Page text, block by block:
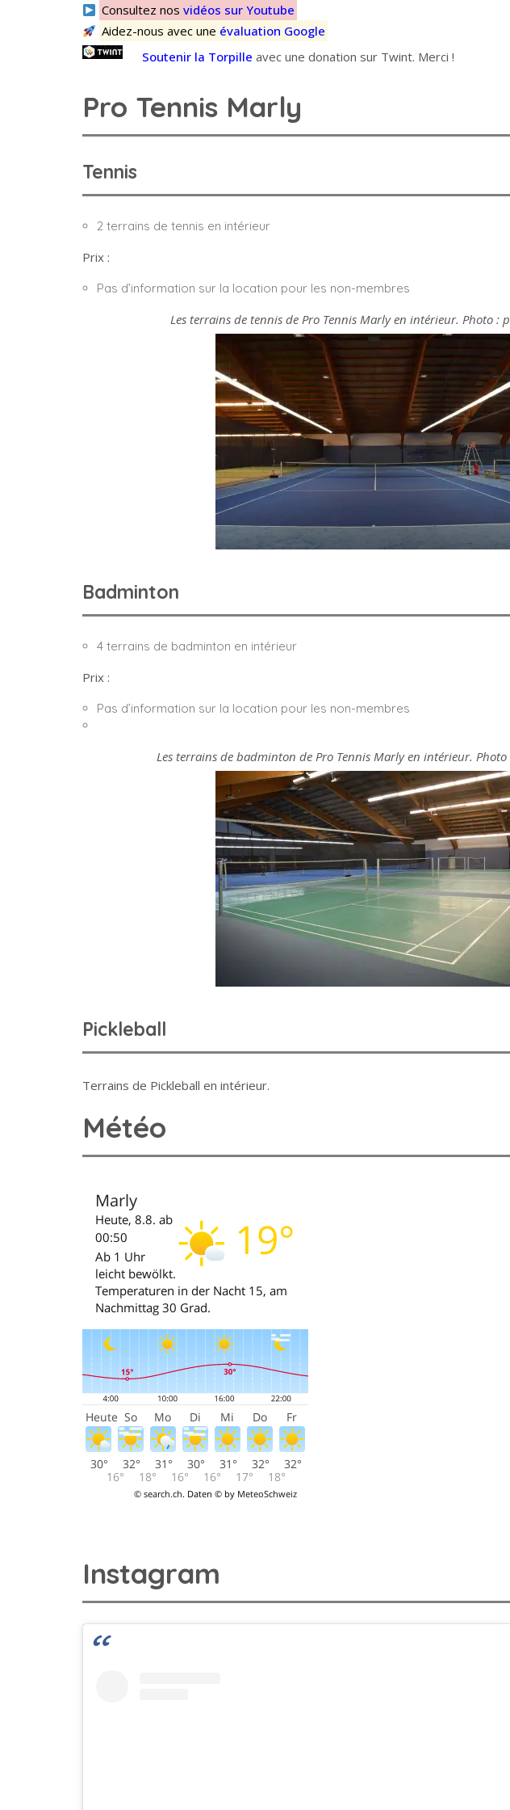
Consultez nosvidéos sur Youtube
Aidez-nous avec une évaluation Google
Soutenir la Torpille avec une donation sur Twint. Merci !
Pro Tennis Marly
Tennis
2 terrains de tennis en intérieur
Prix :
Pas d’information sur la location pour les non-membres
Les terrains de tennis de Pro Tennis Marly en intérieur. Photo :
Badminton
4 terrains de badminton en intérieur
Prix :
Pas d’information sur la location pour les non-membres
Les terrains de badminton de Pro Tennis Marly en intérieur.
Pickleball
Terrains de Pickleball en intérieur.
Météo
Instagram